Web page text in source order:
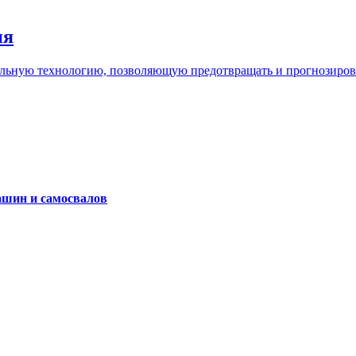
технологию, позволяющую предотвращать и
и самосвалов